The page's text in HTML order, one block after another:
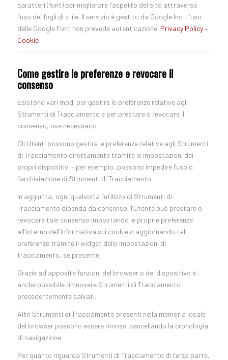
caratteri (font) per migliorare l’aspetto del sito attraverso
l’uso dei fogli di stile. Il servizio è gestito da Google Inc. L’uso
delle Google Font non prevede autenticazione. Privacy Policy –
Cookie
Come gestire le preferenze e revocare il
consenso
Esistono vari modi per gestire le preferenze relative agli
Strumenti di Tracciamento e per prestare o revocare il
consenso, ove necessario:
Gli Utenti possono gestire le preferenze relative agli Strumenti
di Tracciamento direttamente tramite le impostazioni dei
propri dispositivi – per esempio, possono impedire l’uso o
l’archiviazione di Strumenti di Tracciamento.
In aggiunta, ogni qualvolta l’utilizzo di Strumenti di
Tracciamento dipenda da consenso, l’Utente può prestare o
revocare tale consenso impostando le proprie preferenze
all’interno dell’informativa sui cookie o aggiornando tali
preferenze tramite il widget delle impostazioni di
tracciamento, se presente.
Grazie ad apposite funzioni del browser o del dispositivo è
anche possibile rimuovere Strumenti di Tracciamento
precedentemente salvati.
Altri Strumenti di Tracciamento presenti nella memoria locale
del browser possono essere rimossi cancellando la cronologia
di navigazione.
Per quanto riguarda Strumenti di Tracciamento di terza parte,